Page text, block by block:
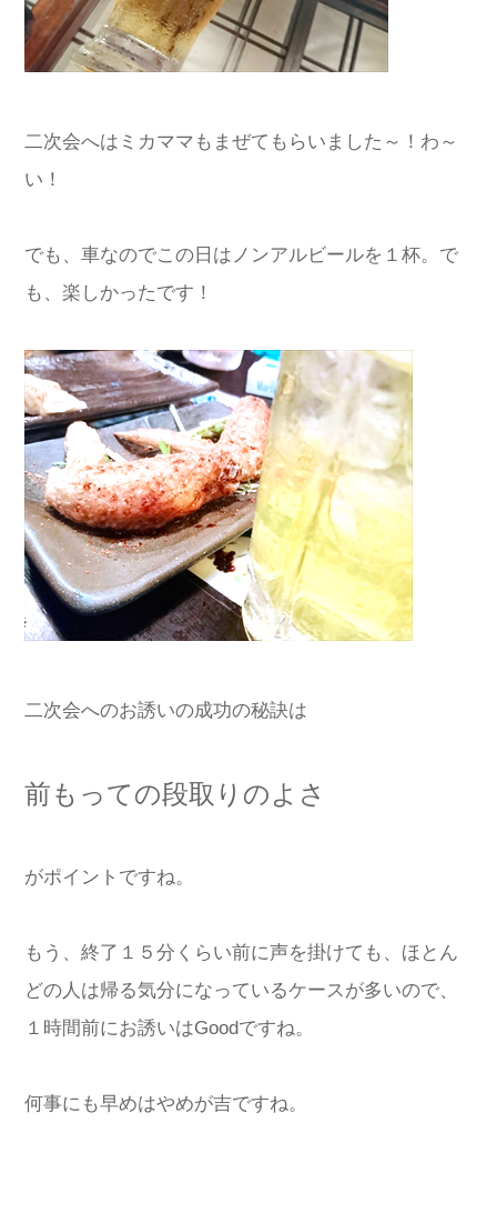
二次会へはミカママもまぜてもらいました～！わ～
い！
でも、車なのでこの日はノンアルビールを１杯。で
も、楽しかったです！
二次会へのお誘いの成功の秘訣は
前もっての段取りのよさ
がポイントですね。
もう、終了１５分くらい前に声を掛けても、ほとん
どの人は帰る気分になっているケースが多いので、
１時間前にお誘いはGoodですね。
何事にも早めはやめが吉ですね。